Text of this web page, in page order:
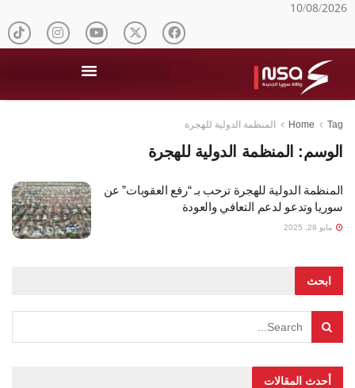
10/08/2026
Home Tag المنظمة الدولية للهجرة
الوسم: المنظمة الدولية للهجرة
المنظمة الدولية للهجرة ترحب بـ “رفع العقوبات” عن
سوريا وتدعو لدعم التعافي والعودة
مايو 28, 2025
ابحث
أحدث المقالات